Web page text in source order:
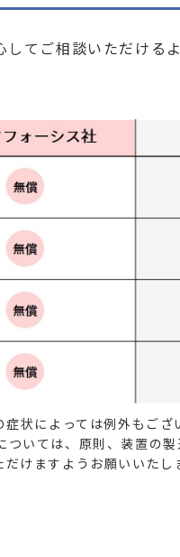
てご相談いただける
状によっては例外もござ
いては、原則、装置の製
けますようお願いいたし